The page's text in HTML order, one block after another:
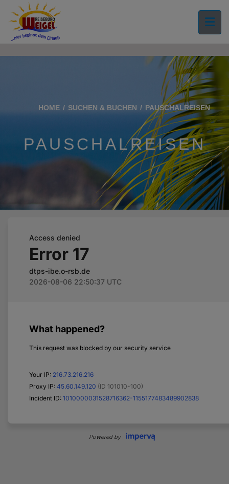
HOME SUCHEN & BUCHEN PAUSCHALREISEN
PAUSCHALREISEN